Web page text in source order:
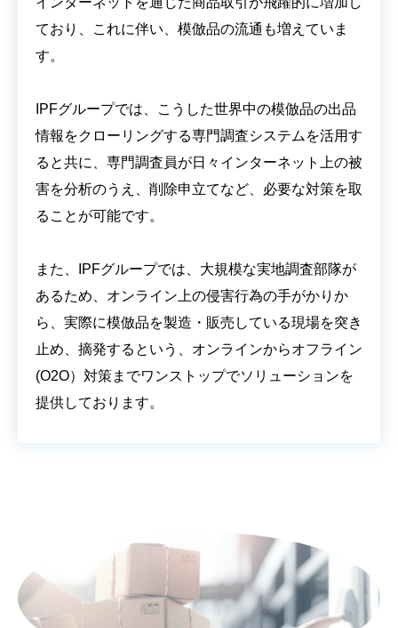
ており、これに伴い、模倣品の流通も増えていま
す。
IPFグループでは、こうした世界中の模倣品の出品
情報をクローリングする専門調査システムを活用す
ると共に、専門調査員が日々インターネット上の被
害を分析のうえ、削除申立てなど、必要な対策を取
ることが可能です。
また、IPFグループでは、大規模な実地調査部隊が
あるため、オンライン上の侵害行為の手がかりか
ら、実際に模倣品を製造・販売している現場を突き
止め、摘発するという、オンラインからオフライン
(O2O）対策までワンストップでソリューションを
提供しております。